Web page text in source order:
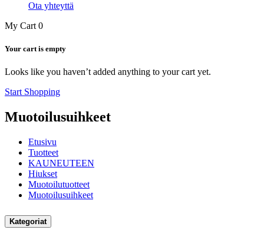
Ota yhteyttä
My Cart 0
Your cart is empty
Looks like you haven’t added anything to your cart yet.
Start Shopping
Muotoilusuihkeet
Etusivu
Tuotteet
KAUNEUTEEN
Hiukset
Muotoilutuotteet
Muotoilusuihkeet
Kategoriat